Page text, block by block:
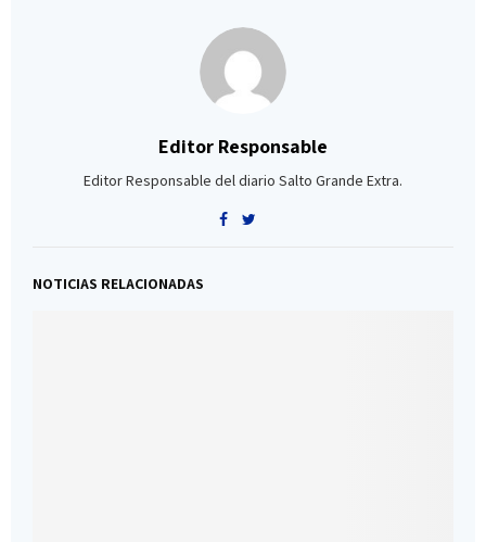
Editor Responsable
Editor Responsable del diario Salto Grande Extra.
NOTICIAS RELACIONADAS